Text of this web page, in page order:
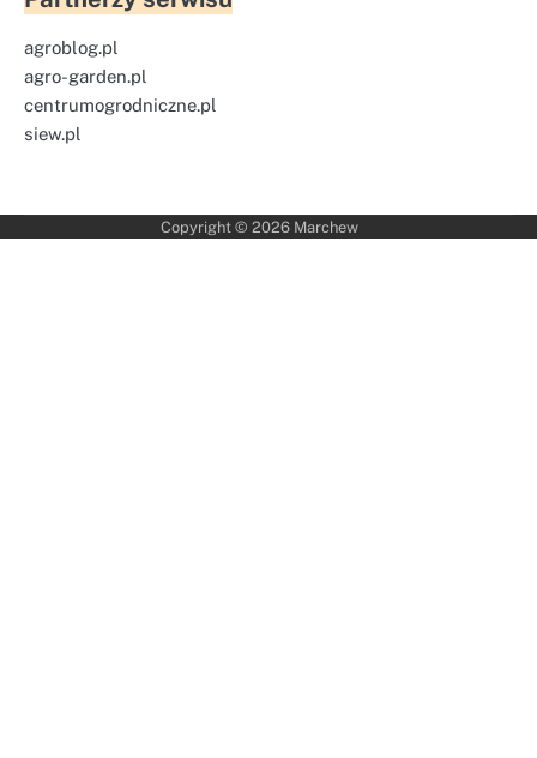
agroblog.pl
agro-garden.pl
centrumogrodniczne.pl
siew.pl
Copyright © 2026 Marchew